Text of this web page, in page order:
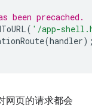
been precached.
( '/app-
(handler
网页的请求都会